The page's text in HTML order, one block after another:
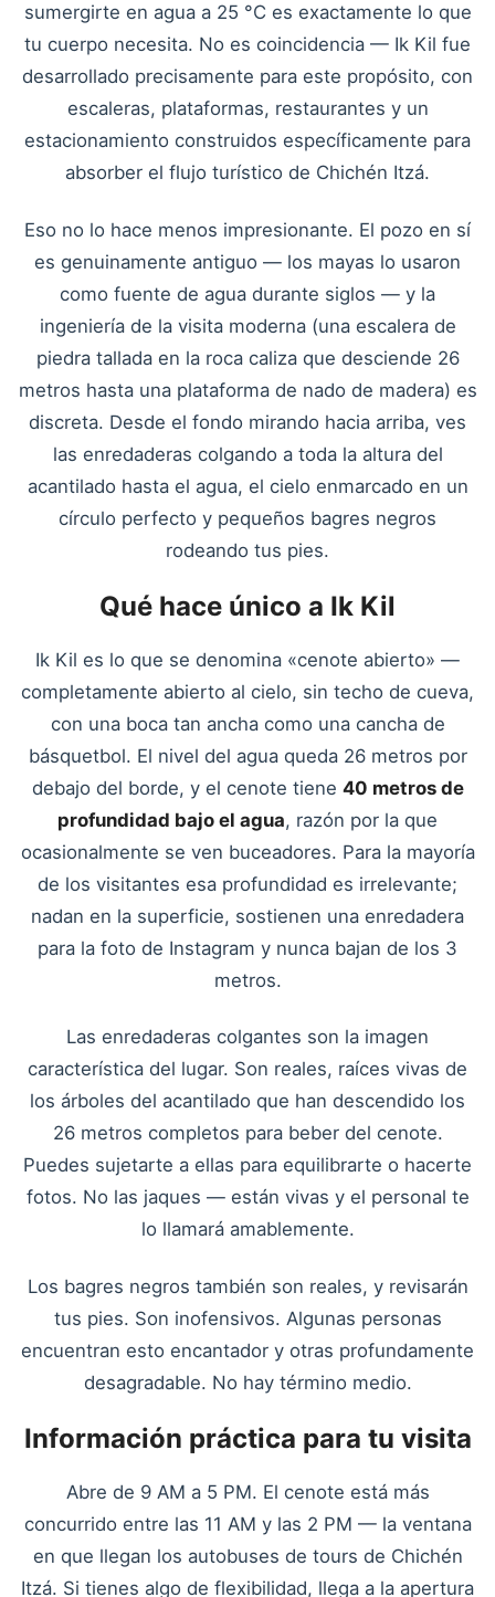
sumergirte en agua a 25 °C es exactamente lo que
tu cuerpo necesita. No es coincidencia — Ik Kil fue
desarrollado precisamente para este propósito, con
escaleras, plataformas, restaurantes y un
estacionamiento construidos específicamente para
absorber el flujo turístico de Chichén Itzá.
Eso no lo hace menos impresionante. El pozo en sí
es genuinamente antiguo — los mayas lo usaron
como fuente de agua durante siglos — y la
ingeniería de la visita moderna (una escalera de
piedra tallada en la roca caliza que desciende 26
metros hasta una plataforma de nado de madera) es
discreta. Desde el fondo mirando hacia arriba, ves
las enredaderas colgando a toda la altura del
acantilado hasta el agua, el cielo enmarcado en un
círculo perfecto y pequeños bagres negros
rodeando tus pies.
Qué hace único a Ik Kil
Ik Kil es lo que se denomina «cenote abierto» —
completamente abierto al cielo, sin techo de cueva,
con una boca tan ancha como una cancha de
básquetbol. El nivel del agua queda 26 metros por
debajo del borde, y el cenote tiene 40 metros de
profundidad bajo el agua, razón por la que
ocasionalmente se ven buceadores. Para la mayoría
de los visitantes esa profundidad es irrelevante;
nadan en la superficie, sostienen una enredadera
para la foto de Instagram y nunca bajan de los 3
metros.
Las enredaderas colgantes son la imagen
característica del lugar. Son reales, raíces vivas de
los árboles del acantilado que han descendido los
26 metros completos para beber del cenote.
Puedes sujetarte a ellas para equilibrarte o hacerte
fotos. No las jaques — están vivas y el personal te
lo llamará amablemente.
Los bagres negros también son reales, y revisarán
tus pies. Son inofensivos. Algunas personas
encuentran esto encantador y otras profundamente
desagradable. No hay término medio.
Información práctica para tu visita
Abre de 9 AM a 5 PM. El cenote está más
concurrido entre las 11 AM y las 2 PM — la ventana
en que llegan los autobuses de tours de Chichén
Itzá. Si tienes algo de flexibilidad, llega a la apertura